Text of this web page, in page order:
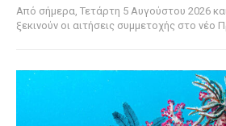
Από σήμερα, Τετάρτη 5 Αυγούστου 2026
ξεκινούν οι αιτήσεις συμμετοχής στο νέο